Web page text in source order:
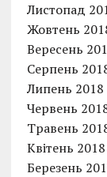
Листопад
Жовтень
Вересень
Серпень
Липень 2018
Червень
Травень
Квітень 2018
Березень